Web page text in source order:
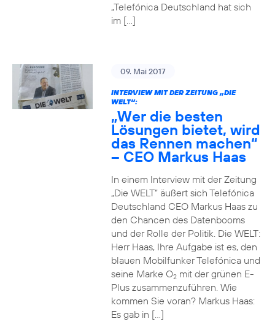
„Telefónica Deutschland hat sich
im […]
09. Mai 2017
INTERVIEW MIT DER ZEITUNG „DIE
WELT“:
„Wer die besten
Lösungen bietet, wird
das Rennen machen“
– CEO Markus Haas
In einem Interview mit der Zeitung
„Die WELT“ äußert sich Telefónica
Deutschland CEO Markus Haas zu
den Chancen des Datenbooms
und der Rolle der Politik. Die WELT:
Herr Haas, Ihre Aufgabe ist es, den
blauen Mobilfunker Telefónica und
seine Marke O2mit der grünen E-
Plus zusammenzuführen. Wie
kommen Sie voran? Markus Haas:
Es gab in […]